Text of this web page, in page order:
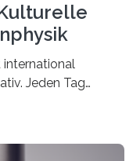
international
Jeden Tag
Neue